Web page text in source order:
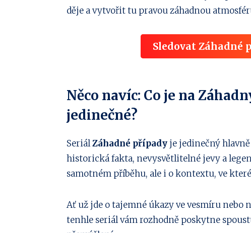
děje a vytvořit tu pravou záhadnou
Sledovat Záhadné
Něco navíc: Co je na
jedinečné?
SeriálZáhadné případy je jedinečný
historická fakta, nevysvětlitelné jevy a
samotném příběhu, ale i o kontextu, ve
Ať už jde o tajemné úkazy ve vesmíru nebo
tenhle seriál vám rozhodně poskytne